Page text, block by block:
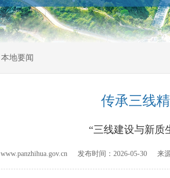
本地要闻
传承三线
“三线建设与新质
www.panzhihua.gov.cn 发布时间： 2026-05-30 来源